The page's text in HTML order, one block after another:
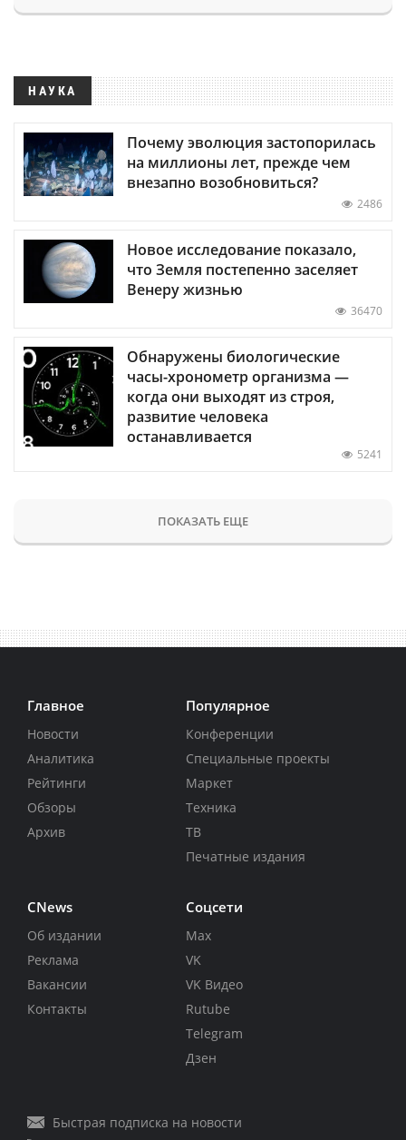
НАУКА
Почему эволюция застопорилась
на миллионы лет, прежде чем
внезапно возобновиться?
2486
Новое исследование показало,
что Земля постепенно заселяет
Венеру жизнью
36470
Обнаружены биологические
часы-хронометр организма —
когда они выходят из строя,
развитие человека
останавливается
5241
ПОКАЗАТЬ ЕЩЕ
Главное
Новости
Аналитика
Рейтинги
Обзоры
Архив
Популярное
Конференции
Специальные проекты
Маркет
Техника
ТВ
Печатные издания
CNews
Об издании
Реклама
Вакансии
Контакты
Соцсети
Max
VK
VK Видео
Rutube
Telegram
Дзен
Быстрая подписка на новости